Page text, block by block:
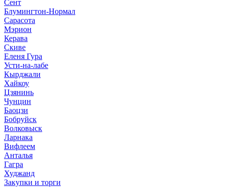
Сент
Блумингтон-Нормал
Сарасота
Мэрион
Керава
Скиве
Еленя Гура
Усти-на-лабе
Кырджали
Хайкоу
Цзянинь
Чунцин
Баоцзи
Бобруйск
Волковыск
Ларнака
Вифлеем
Анталья
Гагра
Худжанд
Закупки и торги